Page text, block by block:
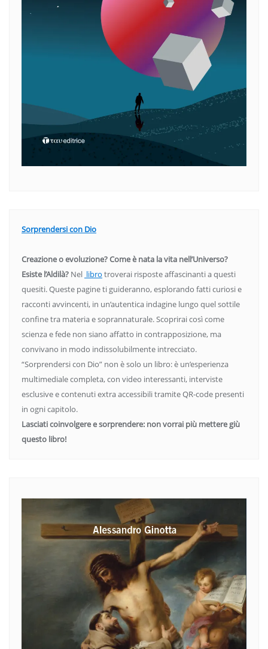
Sorprendersi con Dio
Creazione o evoluzione? Come è nata la vita nell’Universo?
Esiste l’Aldilà? Nel libro troverai risposte affascinanti a questi
quesiti. Queste pagine ti guideranno, esplorando fatti curiosi e
racconti avvincenti, in un’autentica indagine lungo quel sottile
confine tra materia e soprannaturale. Scoprirai così come
scienza e fede non siano affatto in contrapposizione, ma
convivano in modo indissolubilmente intrecciato.
“Sorprendersi con Dio” non è solo un libro: è un’esperienza
multimediale completa, con video interessanti, interviste
esclusive e contenuti extra accessibili tramite QR-code presenti
in ogni capitolo.
Lasciati coinvolgere e sorprendere: non vorrai più mettere giù
questo libro!